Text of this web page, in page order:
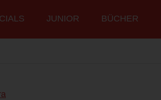
JUNIOR BÜCHER